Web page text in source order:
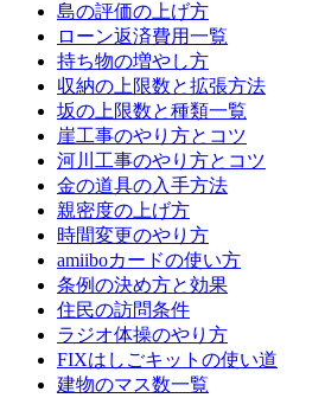
島の評価の上げ方
ローン返済費用一覧
持ち物の増やし方
収納の上限数と拡張方法
坂の上限数と種類一覧
崖工事のやり方とコツ
河川工事のやり方とコツ
金の道具の入手方法
親密度の上げ方
時間変更のやり方
amiiboカードの使い方
条例の決め方と効果
住民の訪問条件
ラジオ体操のやり方
FIXはしごキットの使い道
建物のマス数一覧